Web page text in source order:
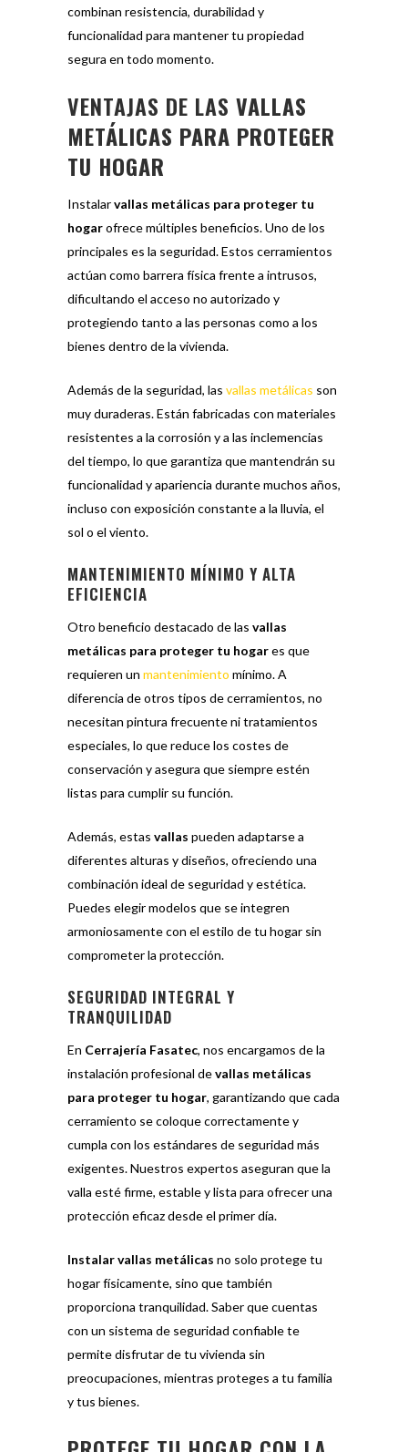
combinan resistencia, durabilidad y
funcionalidad para mantener tu propiedad
segura en todo momento.
VENTAJAS DE LAS VALLAS
METÁLICAS PARA PROTEGER
TU HOGAR
Instalarvallas metálicas para proteger tu
hogarofrece múltiples beneficios. Uno de los
principales es la seguridad. Estos cerramientos
actúan como barrera física frente a intrusos,
dificultando el acceso no autorizado y
protegiendo tanto a las personas como a los
bienes dentro de la vivienda.
Además de la seguridad, las vallas metálicas son
muy duraderas. Están fabricadas con materiales
resistentes a la corrosión y a las inclemencias
del tiempo, lo que garantiza que mantendrán su
funcionalidad y apariencia durante muchos años,
incluso con exposición constante a la lluvia, el
sol o el viento.
MANTENIMIENTO MÍNIMO Y ALTA
EFICIENCIA
Otro beneficio destacado de las vallas
metálicas para proteger tu hogares que
requieren un mantenimiento mínimo. A
diferencia de otros tipos de cerramientos, no
necesitan pintura frecuente ni tratamientos
especiales, lo que reduce los costes de
conservación y asegura que siempre estén
listas para cumplir su función.
Además, estas vallas pueden adaptarse a
diferentes alturas y diseños, ofreciendo una
combinación ideal de seguridad y estética.
Puedes elegir modelos que se integren
armoniosamente con el estilo de tu hogar sin
comprometer la protección.
SEGURIDAD INTEGRAL Y
TRANQUILIDAD
En Cerrajería Fasatec, nos encargamos de la
instalación profesional devallas metálicas
para proteger tu hogar, garantizando que cada
cerramiento se coloque correctamente y
cumpla con los estándares de seguridad más
exigentes. Nuestros expertos aseguran que la
valla esté firme, estable y lista para ofrecer una
protección eficaz desde el primer día.
Instalar vallas metálicas no solo protege tu
hogar físicamente, sino que también
proporciona tranquilidad. Saber que cuentas
con un sistema de seguridad confiable te
permite disfrutar de tu vivienda sin
preocupaciones, mientras proteges a tu familia
y tus bienes.